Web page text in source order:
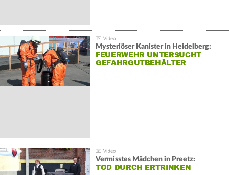
Mysteriöser Kanister in Heidelberg:
FEUERWEHR UNTERSUCHT
GEFAHRGUTBEHÄLTER
Vermisstes Mädchen in Preetz:
TOD DURCH ERTRINKEN